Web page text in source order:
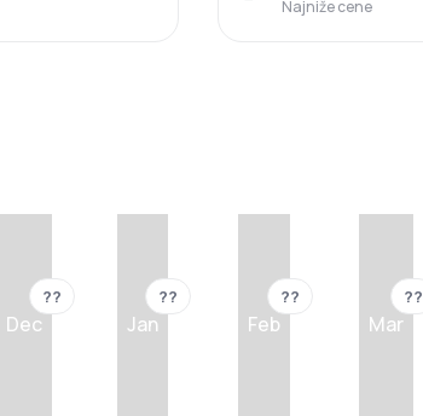
Najniže cene
Dec
??
Jan
??
Feb
??
Mar
??